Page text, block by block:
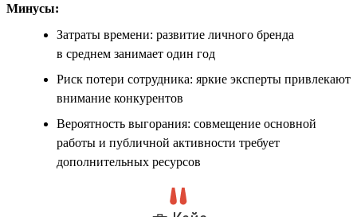
Минусы:
Затраты времени: развитие личного бренда
в среднем занимает один год
Риск потери сотрудника: яркие эксперты привлекают
внимание конкурентов
Вероятность выгорания: совмещение основной
работы и публичной активности требует
дополнительных ресурсов